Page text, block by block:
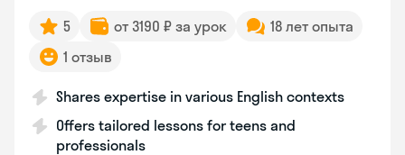
5 от 3190 ₽ за урок
18 лет опыта
1 отзыв
Shares expertise in various English contexts
Offers tailored lessons for teens and
professionals